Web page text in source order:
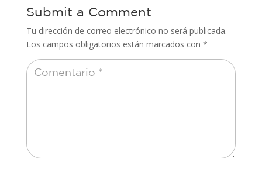
Submit a Comment
Tu dirección de correo electrónico no será publicada.
Los campos obligatorios están marcados con *